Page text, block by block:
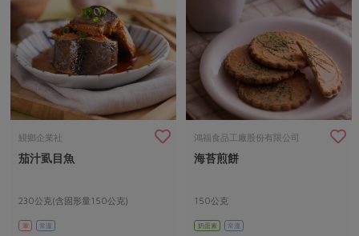
鰻鄉企業社
茄汁虱目魚
230公克(含固形量150公克)
葷 常溫
鴻福食品工廠股份有限公司
海苔煎餅
150公克
奶蛋素 常溫